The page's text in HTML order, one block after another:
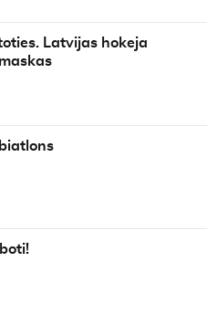
Latvijas hokeja